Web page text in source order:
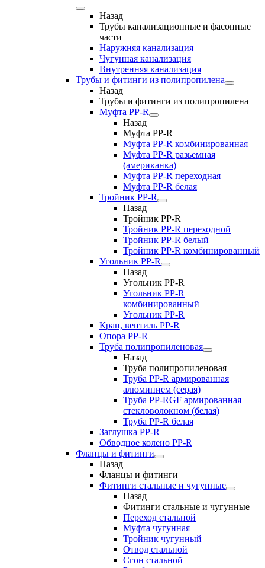
Назад
Трубы канализационные и фасонные
части
Наружняя канализация
Чугунная канализация
Внутренняя канализация
Трубы и фитинги из полипропилена
Назад
Трубы и фитинги из полипропилена
Муфта PP-R
Назад
Муфта PP-R
Муфта РР-R комбинированная
Муфта РР-R разьемная
(американка)
Муфта РР-R переходная
Муфта РР-R белая
Тройник PP-R
Назад
Тройник PP-R
Тройник РР-R переходной
Тройник РР-R белый
Тройник РР-R комбинированный
Угольник PP-R
Назад
Угольник PP-R
Угольник РР-R
комбинированный
Угольник РР-R
Кран, вентиль PP-R
Опора PP-R
Труба полипропиленовая
Назад
Труба полипропиленовая
Труба PP-R армированная
алюминием (серая)
Труба PP-RGF армированная
стекловолокном (белая)
Труба РР-R белая
Заглушка PP-R
Обводное колено PP-R
Фланцы и фитинги
Назад
Фланцы и фитинги
Фитинги стальные и чугунные
Назад
Фитинги стальные и чугунные
Переход стальной
Муфта чугунная
Тройник чугунный
Отвод стальной
Сгон стальной